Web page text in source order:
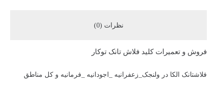
نظرات (0)
فروش و تعمیرات کلید فلاش تانک توکار
فلاشتانک الکا در ولنجک_زعفرانیه _اجودانیه _فرمانیه و کل مناطق